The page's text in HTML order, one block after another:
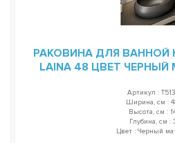
РАКОВИНА ДЛЯ ВАННОЙ
LAINA 48 ЦВЕТ
Артикул :
Ширина, см :
Высота, см :
Глубина, см :
Цвет : Черный